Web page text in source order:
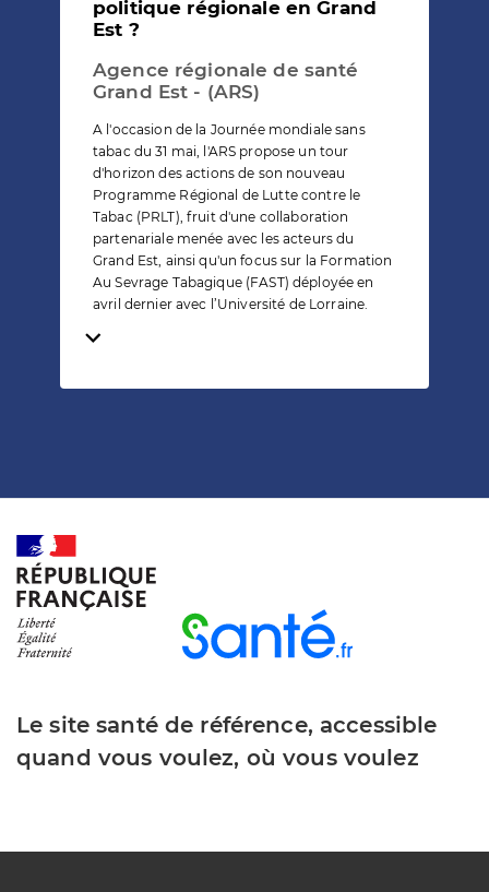
politique régionale en Grand
Est ?
Agence régionale de santé
Grand Est - (ARS)
A l'occasion de la Journée mondiale sans
tabac du 31 mai, l'ARS propose un tour
d'horizon des actions de son nouveau
Programme Régional de Lutte contre le
Tabac (PRLT), fruit d'une collaboration
partenariale menée avec les acteurs du
Grand Est, ainsi qu'un focus sur la Formation
Au Sevrage Tabagique (FAST) déployée en
avril dernier avec l’Université de Lorraine.
Temps de lecture
Le site santé de référence, accessible
quand vous voulez, où vous voulez